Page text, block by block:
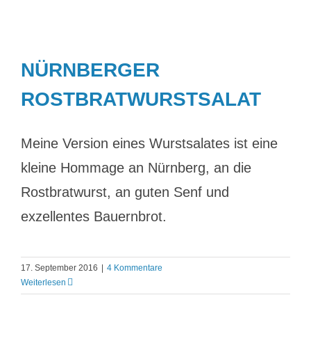
NÜRNBERGER
ROSTBRATWURSTSALAT
Meine Version eines Wurstsalates ist eine
kleine Hommage an Nürnberg, an die
Rostbratwurst, an guten Senf und
exzellentes Bauernbrot.
17. September 2016
4 Kommentare
Weiterlesen